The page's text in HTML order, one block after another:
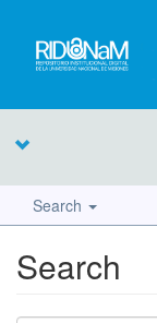
Search
Search